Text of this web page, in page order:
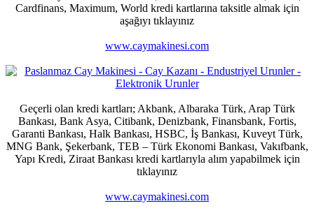
Cardfinans, Maximum, World kredi kartlarına taksitle almak için
aşağıyı tıklayınız
www.caymakinesi.com
Geçerli olan kredi kartları; Akbank, Albaraka Türk, Arap Türk
Bankası, Bank Asya, Citibank, Denizbank, Finansbank, Fortis,
Garanti Bankası, Halk Bankası, HSBC, İş Bankası, Kuveyt Türk,
MNG Bank, Şekerbank, TEB – Türk Ekonomi Bankası, Vakıfbank,
Yapı Kredi, Ziraat Bankası kredi kartlarıyla alım yapabilmek için
tıklayınız
www.caymakinesi.com